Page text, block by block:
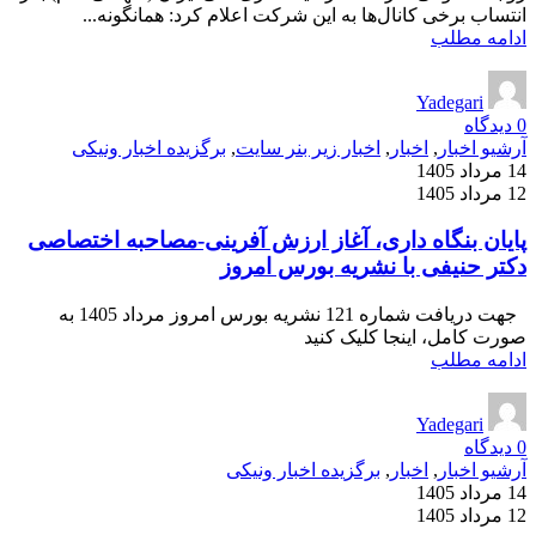
انتساب برخی کانال‌ها به این شرکت اعلام کرد: همانگونه...
ادامه مطلب
Yadegari
0 دیدگاه
آرشیو اخبار , اخبار , اخبار زیر بنر سایت, برگزیده اخبار ونیکی
14 مرداد 1405
12 مرداد 1405
پایان بنگاه داری، آغاز ارزش آفرینی-مصاحبه اختصاصی
دکتر حنیفی با نشریه بورس امروز
جهت دریافت شماره 121 نشریه بورس امروز مرداد 1405 به
صورت کامل، اینجا کلیک کنید
ادامه مطلب
Yadegari
0 دیدگاه
آرشیو اخبار , اخبار , برگزیده اخبار ونیکی
14 مرداد 1405
12 مرداد 1405